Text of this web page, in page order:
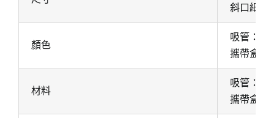
斜口細
顏色
吸管：銀
攜帶盒：
材料
吸管：
攜帶盒：